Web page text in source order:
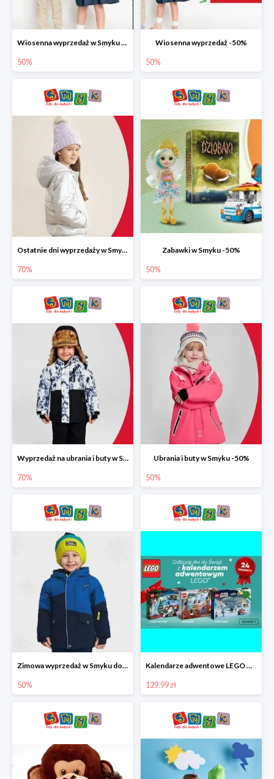
Wiosenna wyprzedaż w Smyku do -50%
50%
Wiosenna wyprzedaż -50%
50%
Ostatnie dni wyprzedaży w Smyku do -70%
70%
Zabawki w Smyku -50%
50%
Wyprzedaż na ubrania i buty w Smyku do -70%
70%
Ubrania i buty w Smyku -50%
50%
Zimowa wyprzedaż w Smyku do -50%
50%
Kalendarze adwentowe LEGO w Smyku w super cenie
129.99 zł